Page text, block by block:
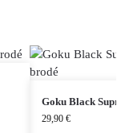
Goku Black
29,90 €